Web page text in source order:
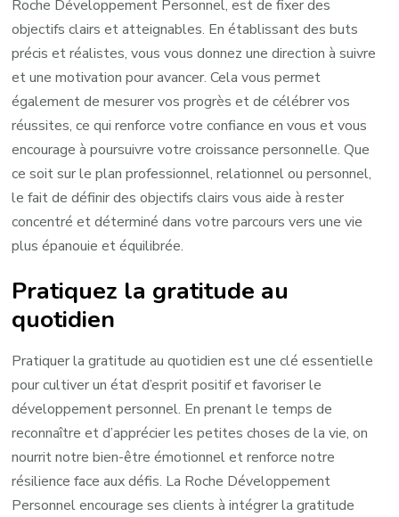
Roche Développement Personnel, est de fixer des
objectifs clairs et atteignables. En établissant des buts
précis et réalistes, vous vous donnez une direction à suivre
et une motivation pour avancer. Cela vous permet
également de mesurer vos progrès et de célébrer vos
réussites, ce qui renforce votre confiance en vous et vous
encourage à poursuivre votre croissance personnelle. Que
ce soit sur le plan professionnel, relationnel ou personnel,
le fait de définir des objectifs clairs vous aide à rester
concentré et déterminé dans votre parcours vers une vie
plus épanouie et équilibrée.
Pratiquez la gratitude au
quotidien
Pratiquer la gratitude au quotidien est une clé essentielle
pour cultiver un état d’esprit positif et favoriser le
développement personnel. En prenant le temps de
reconnaître et d’apprécier les petites choses de la vie, on
nourrit notre bien-être émotionnel et renforce notre
résilience face aux défis. La Roche Développement
Personnel encourage ses clients à intégrer la gratitude